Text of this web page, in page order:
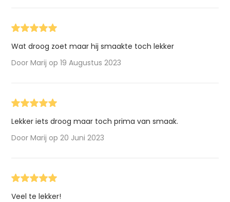
Wat droog zoet maar hij smaakte toch lekker
Door Marij op 19 Augustus 2023
Lekker iets droog maar toch prima van smaak.
Door Marij op 20 Juni 2023
Veel te lekker!